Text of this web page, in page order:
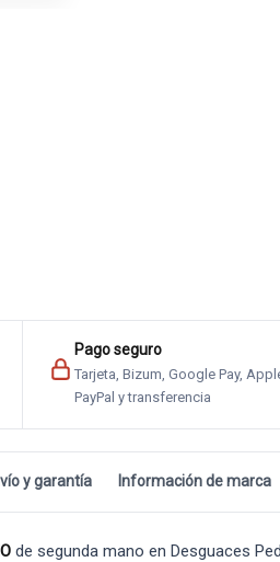
Pago seguro
Tarjeta, Bizum, Google Pay,
PayPal y transferencia
y garantía Información de marca
de segunda mano en Desguaces